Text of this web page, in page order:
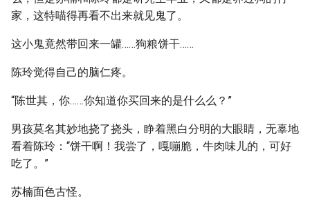
家，这特喵得再看不出来就见鬼了。
这小鬼竟然带回来一罐……狗粮饼干……
陈玲觉得自己的脑仁疼。
“陈世其，你……你知道你买回来的是什么么？”
男孩莫名其妙地挠了挠头，睁着黑白分明的大眼睛，无辜地
看着陈玲：“饼干啊！我尝了，嘎嘣脆，牛肉味儿的，可好
吃了。”
苏楠面色古怪。